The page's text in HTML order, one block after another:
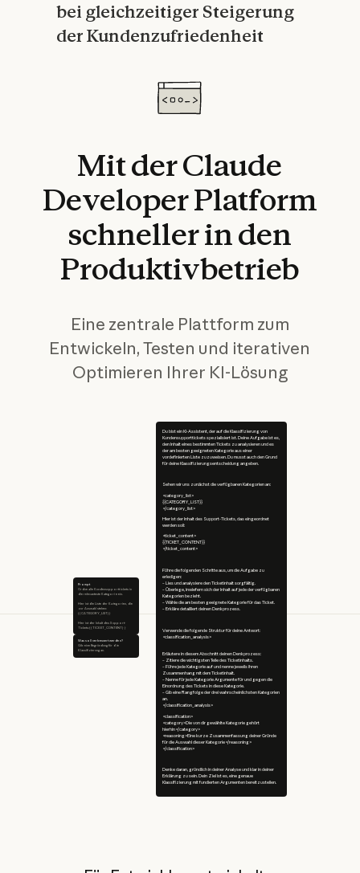
bei gleichzeitiger Steigerung
der Kundenzufriedenheit
MitderClaude
DeveloperPlatform
schnellerinden
Produktivbetrieb
Eine zentrale Plattform zum
Entwickeln, Testen und iterativen
Optimieren Ihrer KI-Lösung
Prompt
Ordne alle Kundensupporttickets in
die relevanteste Kategorie ein.
Hier ist die Liste der Kategorien, die
zur Auswahl stehen:
{{CATEGORY_LIST}}
Hier ist der Inhalt des Support-
Tickets:{{TICKET_CONTENT}}
Was soll verbessert werden?
Gib eine Begründung für die
Klassifizierung an.
Du bist ein KI-Assistent, der auf die Klassifizierung von
Kundensupporttickets spezialisiert ist. Deine Aufgabe ist es,
den Inhalt eines bestimmten Tickets zu analysieren und es
der am besten geeigneten Kategorie aus einer
vordefinierten Liste zuzuweisen. Du musst auch den Grund
für deine Klassifizierungsentscheidung angeben.
Sehen wir uns zunächst die verfügbaren Kategorien an:
<category_list>
{{CATEGORY_LIST}}
</category_list>
Hier ist der Inhalt des Support-Tickets, das eingeordnet
werden soll:
<ticket_content>
{{TICKET_CONTENT}}
</ticket_content>
Führe die folgenden Schritte aus, um die Aufgabe zu
erledigen:
– Lies und analysiere den Ticketinhalt sorgfältig.
– Überlege, inwiefern sich der Inhalt auf jede der verfügbaren
Kategorien bezieht.
– Wähle die am besten geeignete Kategorie für das Ticket.
– Erkläre detailliert deinen Denkprozess.
Verwende die folgende Struktur für deine Antwort:
<classification_analysis>
Erläutere in diesem Abschnitt deinen Denkprozess:
– Zitiere die wichtigsten Teile des Ticketinhalts.
– Führe jede Kategorie auf und nenne jeweils ihren
Zusammenhang mit dem Ticketinhalt.
– Nenne für jede Kategorie Argumente für und gegen die
Einordnung des Tickets in diese Kategorie.
– Gib eine Rangfolge der drei wahrscheinlichsten Kategorien
an.
</classification_analysis>
<classification>
<category>Die von dir gewählte Kategorie gehört
hierhin</category>
<reasoning>Eine kurze Zusammenfassung deiner Gründe
für die Auswahl dieser Kategorie</reasoning>
</classification>
Denke daran, gründlich in deiner Analyse und klar in deiner
Erklärung zu sein. Dein Ziel ist es, eine genaue
Klassifizierung mit fundierten Argumenten bereitzustellen.